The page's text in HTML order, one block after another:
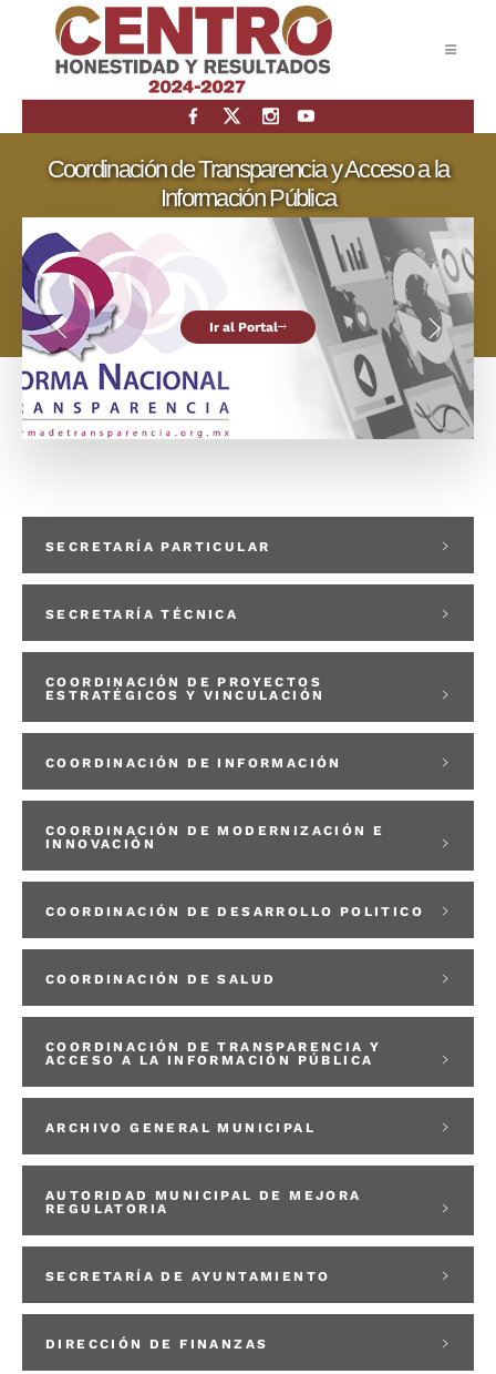
Coordinación de Transparencia y Acceso a la
Información Pública
Ir al Portal
SECRETARÍA PARTICULAR
SECRETARÍA TÉCNICA
COORDINACIÓN DE PROYECTOS
ESTRATÉGICOS Y VINCULACIÓN
COORDINACIÓN DE INFORMACIÓN
COORDINACIÓN DE MODERNIZACIÓN E
INNOVACIÓN
COORDINACIÓN DE DESARROLLO POLITICO
COORDINACIÓN DE SALUD
COORDINACIÓN DE TRANSPARENCIA Y
ACCESO A LA INFORMACIÓN PÚBLICA
ARCHIVO GENERAL MUNICIPAL
AUTORIDAD MUNICIPAL DE MEJORA
REGULATORIA
SECRETARÍA DE AYUNTAMIENTO
DIRECCIÓN DE FINANZAS